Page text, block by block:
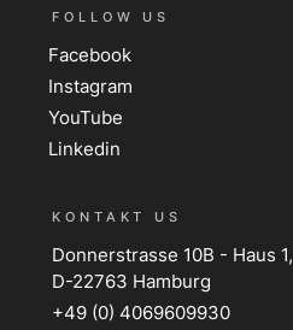
FOLLOW US
Facebook
Instagram
YouTube
Linkedin
KONTAKT US
Donnerstrasse 10B - Haus 1,
D-22763 Hamburg
+49 (0) 4069609930